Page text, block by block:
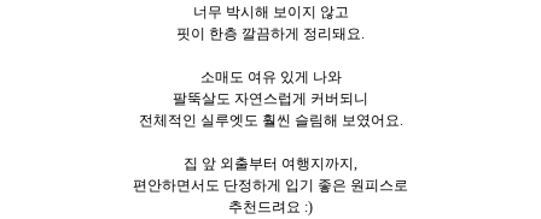
너무 박시해 보이지 않고
핏이 한층 깔끔하게 정리돼요.
소매도 여유 있게 나와
팔뚝살도 자연스럽게 커버되니
전체적인 실루엣도 훨씬 슬림해 보였어요.
집 앞 외출부터 여행지까지,
편안하면서도 단정하게 입기 좋은 원피스로
추천드려요 :)